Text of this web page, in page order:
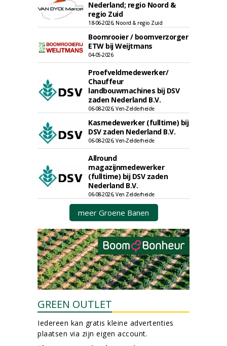
Nederland; regio Noord &
regio Zuid
18-06-2026, Noord & regio Zuid
Boomrooier / boomverzorger
ETW bij Weijtmans
04-05-2026
Proefveldmedewerker/
Chauffeur
landbouwmachines bij DSV
zaden Nederland B.V.
06-08-2026, Ven-Zelderheide
Kasmedewerker (fulltime) bij
DSV zaden Nederland B.V.
06-08-2026, Ven-Zelderheide
Allround
magazijnmedewerker
(fulltime) bij DSV zaden
Nederland B.V.
06-08-2026, Ven Zelderheide
meer Groene Banen
GREEN OUTLET
Iedereen kan gratis kleine advertenties
plaatsen via zijn eigen account.